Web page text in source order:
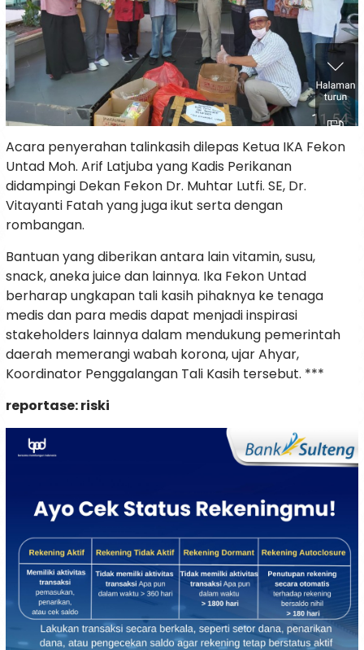
Acara penyerahan talinkasih dilepas Ketua IKA Fekon
Untad Moh. Arif Latjuba yang Kadis Perikanan
didampingi Dekan Fekon Dr. Muhtar Lutfi. SE, Dr.
Vitayanti Fatah yang juga ikut serta dengan
rombangan.
Bantuan yang diberikan antara lain vitamin, susu,
snack, aneka juice dan lainnya. Ika Fekon Untad
berharap ungkapan tali kasih pihaknya ke tenaga
medis dan para medis dapat menjadi inspirasi
stakeholders lainnya dalam mendukung pemerintah
daerah memerangi wabah korona, ujar Ahyar,
Koordinator Penggalangan Tali Kasih tersebut. ***
reportase: riski